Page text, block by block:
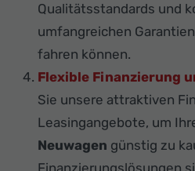
Qualitätsstandards und
umfangreichen
fahren können.
Flexible Finanzierung
Sie unsere attraktiven
Leasingangebote, um
Neuwagen günstig zu